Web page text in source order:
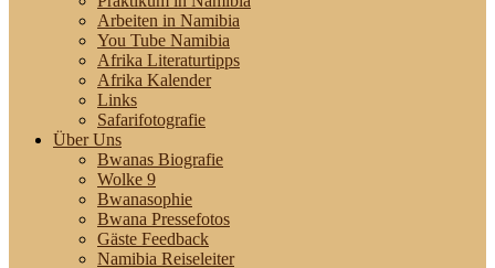
Arbeiten in Namibia
You Tube Namibia
Afrika Literaturtipps
Afrika Kalender
Links
Safarifotografie
Über Uns
Bwanas Biografie
Wolke 9
Bwanasophie
Bwana Pressefotos
Gäste Feedback
Namibia Reiseleiter